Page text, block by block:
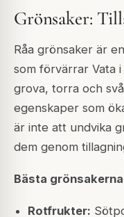
Grönsaker:
Råa grönsaker är
som förvärrar Vata
grova, torra och
egenskaper som
är inte att undvika
dem genom
Bästa
Rotfrukter: